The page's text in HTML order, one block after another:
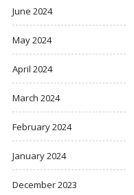
June 2024
May 2024
April 2024
March 2024
February 2024
January 2024
December 2023